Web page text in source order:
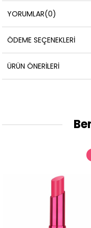
YORUMLAR(0)
ÖDEME SEÇENEKLERI
ÜRÜN ÖNERILERI